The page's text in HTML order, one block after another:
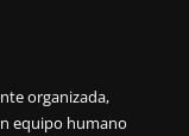
organizada,
equipo humano